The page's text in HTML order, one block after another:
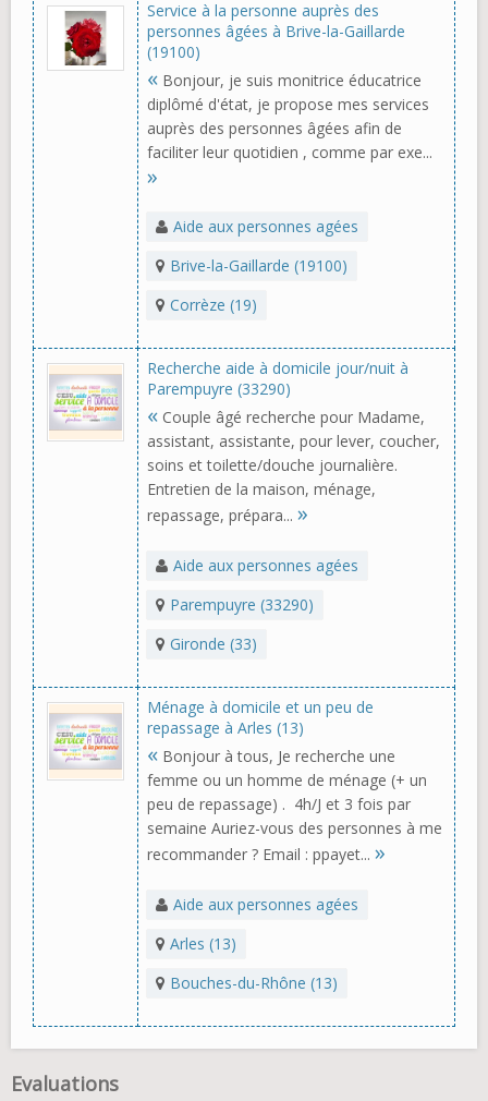
Service à la personne auprès des
personnes âgées à Brive-la-Gaillarde
(19100)
« Bonjour, je suis monitrice éducatrice
diplômé d'état, je propose mes services
auprès des personnes âgées afin de
faciliter leur quotidien , comme par exe...
»
Aide aux personnes agées
Brive-la-Gaillarde (19100)
Corrèze (19)
Recherche aide à domicile jour/nuit à
Parempuyre (33290)
« Couple âgé recherche pour Madame,
assistant, assistante, pour lever, coucher,
soins et toilette/douche journalière.
Entretien de la maison, ménage,
repassage, prépara... »
Aide aux personnes agées
Parempuyre (33290)
Gironde (33)
Ménage à domicile et un peu de
repassage à Arles (13)
« Bonjour à tous, Je recherche une
femme ou un homme de ménage (+ un
peu de repassage) . 4h/J et 3 fois par
semaine Auriez-vous des personnes à me
recommander ? Email : ppayet... »
Aide aux personnes agées
Arles (13)
Bouches-du-Rhône (13)
Evaluations